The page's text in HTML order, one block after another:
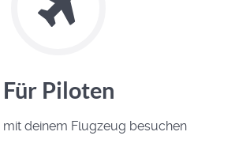
Für Piloten
mit deinem Flugzeug besuchen